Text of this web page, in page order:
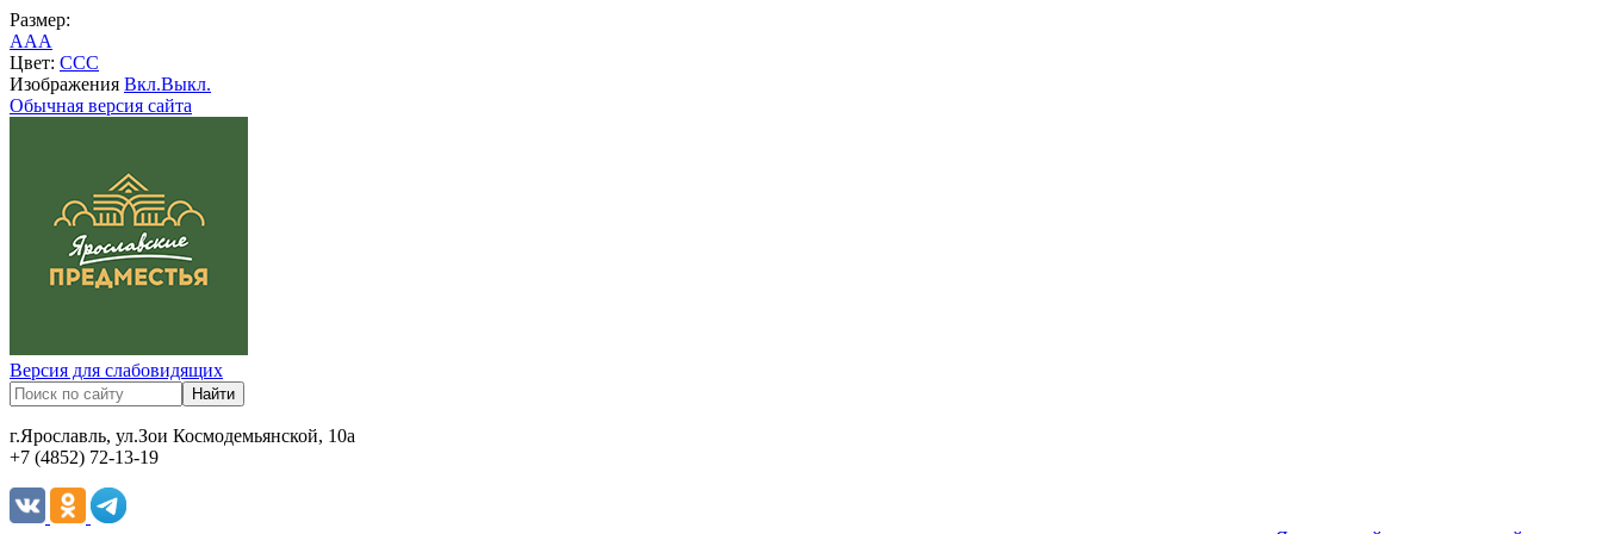
Размер:
AAA
Цвет: CCC
Изображения Вкл.Выкл.
Обычная версия сайта
Версия для слабовидящих
г.Ярославль, ул.Зои Космодемьянской, 10а
+7 (4852) 72-13-19